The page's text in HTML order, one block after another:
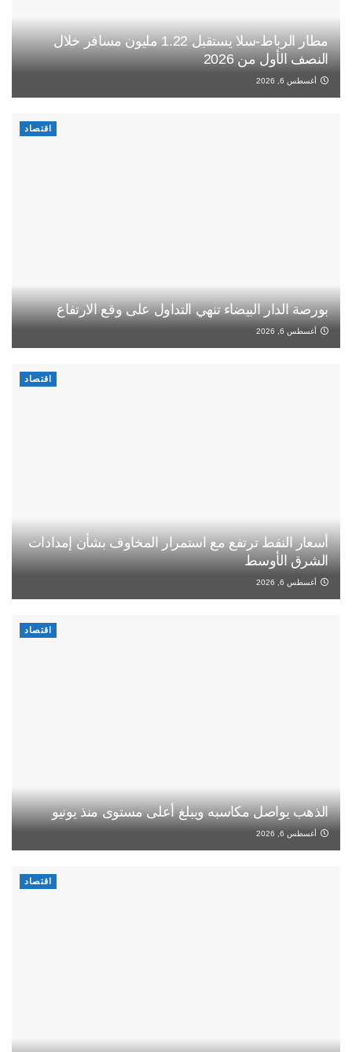
مطار الرباط-سلا يستقبل 1.22 مليون مسافر خلال
النصف الأول من 2026
أغسطس 6, 2026
اقتصاد
بورصة الدار البيضاء تنهي التداول على وقع الارتفاع
أغسطس 6, 2026
اقتصاد
أسعار النفط ترتفع مع استمرار المخاوف بشأن إمدادات
الشرق الأوسط
أغسطس 6, 2026
اقتصاد
الذهب يواصل مكاسبه ويبلغ أعلى مستوى منذ يونيو
أغسطس 6, 2026
اقتصاد